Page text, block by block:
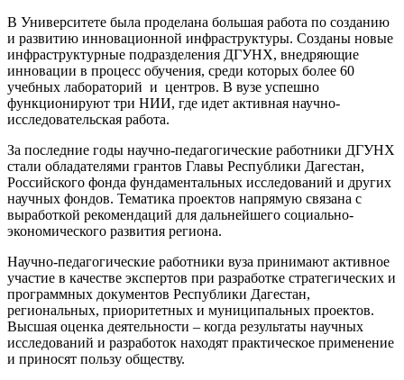
В Университете была проделана большая работа по созданию
и развитию инновационной инфраструктуры. Созданы новые
инфраструктурные подразделения ДГУНХ, внедряющие
инновации в процесс обучения, среди которых более 60
учебных лабораторий и центров. В вузе успешно
функционируют три НИИ, где идет активная научно-
исследовательская работа.
За последние годы научно-педагогические работники ДГУНХ
стали обладателями грантов Главы Республики Дагестан,
Российского фонда фундаментальных исследований и других
научных фондов. Тематика проектов напрямую связана с
выработкой рекомендаций для дальнейшего социально-
экономического развития региона.
Научно-педагогические работники вуза принимают активное
участие в качестве экспертов при разработке стратегических и
программных документов Республики Дагестан,
региональных, приоритетных и муниципальных проектов.
Высшая оценка деятельности – когда результаты научных
исследований и разработок находят практическое применение
и приносят пользу обществу.